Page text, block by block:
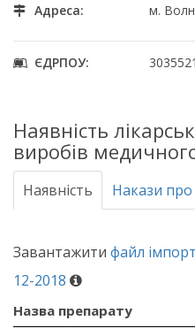
Адреса: м.
ЄДРПОУ:
Наявність
виробів
Наявність Накази про
Завантажити файл
12-2018
Назва препарату